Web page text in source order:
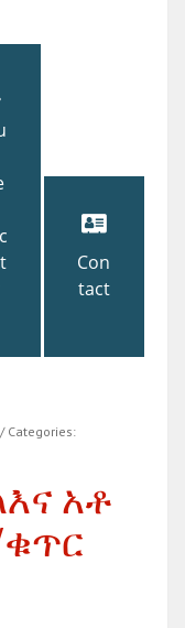
Con
tact
/ Categories:
አቶ